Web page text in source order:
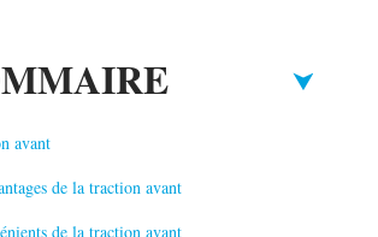
avant
de la traction avant
de la traction avant